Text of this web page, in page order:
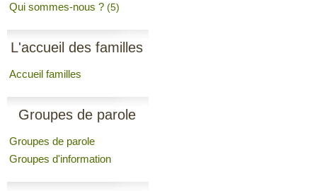
Qui sommes-nous ? (5)
L'accueil des familles
Accueil familles
Groupes de parole
Groupes de parole
Groupes d'information